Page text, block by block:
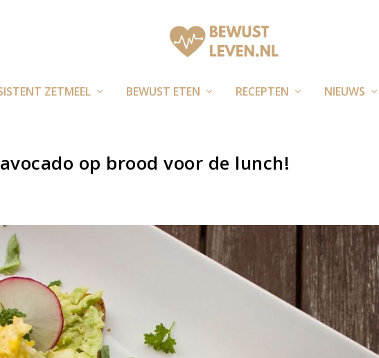
ZETMEEL BEWUST ETEN RECEPTEN NIEUWS
op brood voor de lunch!